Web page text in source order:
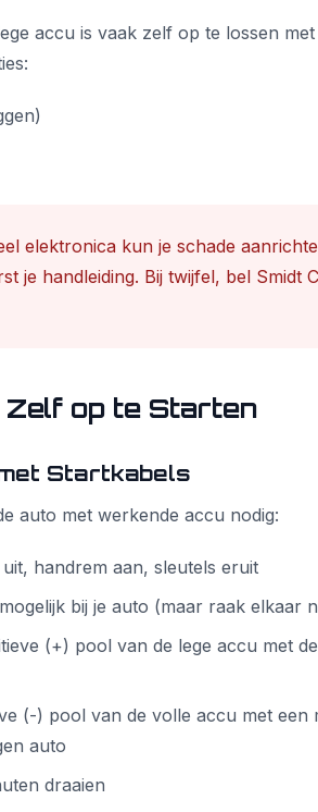
accu is vaak zelf op te lossen
elektronica kun je schade
je handleiding. Bij twijfel, bel Smidt
Zelf op te Starten
Startkabels
auto met werkende accu nodig:
handrem aan, sleutels eruit
bij je auto (maar raak elkaar
(+) pool van de lege accu met
(-) pool van de volle accu met een
auto
draaien